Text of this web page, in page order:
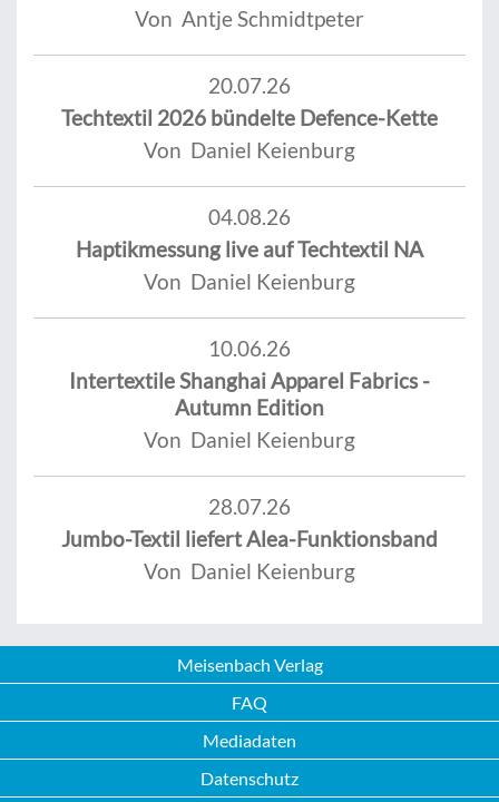
Von Antje Schmidtpeter
20.07.26
Techtextil 2026 bündelte Defence-Kette
Von Daniel Keienburg
04.08.26
Haptikmessung live auf Techtextil NA
Von Daniel Keienburg
10.06.26
Intertextile Shanghai Apparel Fabrics -
Autumn Edition
Von Daniel Keienburg
28.07.26
Jumbo-Textil liefert Alea-Funktionsband
Von Daniel Keienburg
Meisenbach Verlag
FAQ
Mediadaten
Datenschutz